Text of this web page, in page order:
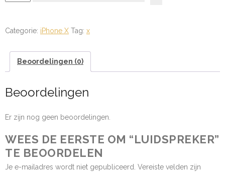
aantal
Categorie: iPhone X Tag: x
Beoordelingen (0)
Beoordelingen
Er zijn nog geen beoordelingen.
WEES DE EERSTE OM “LUIDSPREKER”
TE BEOORDELEN
Je e-mailadres wordt niet gepubliceerd. Vereiste velden zijn